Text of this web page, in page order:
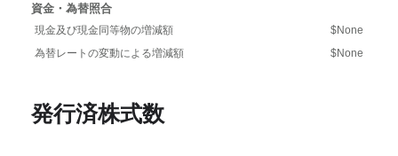
資金・為替照合
現金及び現金同等物の増減額
$None
為替レートの変動による増減額
$None
発行済株式数